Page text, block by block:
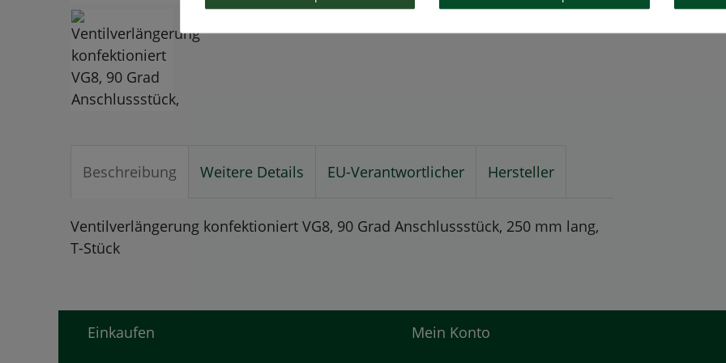
Beschreibung Weitere Details EU-Verantwortlicher Hersteller
Ventilverlängerung konfektioniert VG8, 90 Grad Anschlussstück, 250 mm lang,
T-Stück
Einkaufen Mein Konto